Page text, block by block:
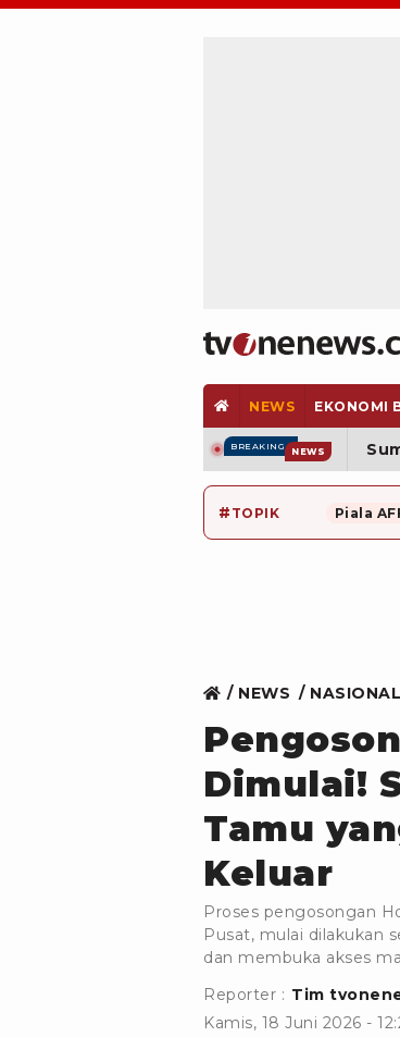
NEWS EKONOMI
BREAKING NEWS
# TOPIK Piala
NEWS NASIONAL
Dimulai!
Tamu
Keluar
Proses pengosongan
Pusat, mulai dilakukan
dan membuka akses
Reporter : Tim
Kamis, 18 Juni 2026 -